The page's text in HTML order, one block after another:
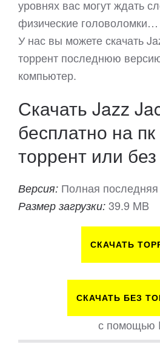
уровнях вас могут ждать
физические головоломки…
У нас вы можете скачать
торрент последнюю
компьютер.
Скачать Jazz
бесплатно на
торрент или без
Версия: Полная
Размер загрузки: 39.9 MB
СКАЧАТЬ
СКАЧАТЬ БЕЗ
с помощью